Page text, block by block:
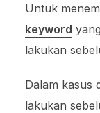
Untuk
keyword
lakukan
Dalam kasus
lakukan